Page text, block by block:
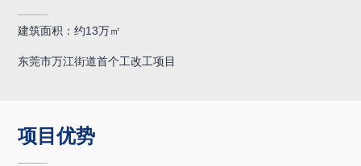
建筑面积：约13万㎡
东莞市万江街道首个工改工项目
项目优势